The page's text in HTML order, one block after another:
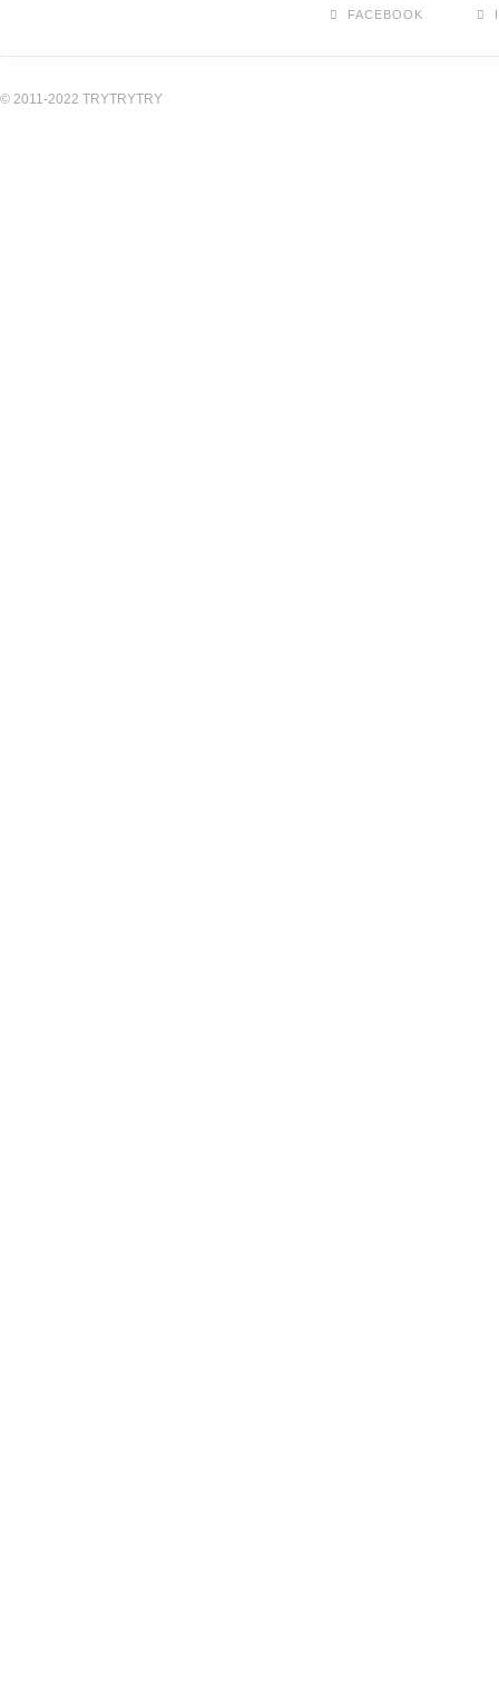
FACEBOOK
© 2011-2022 TRYTRYTRY